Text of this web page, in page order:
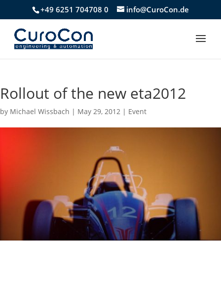
+49 6251 704708 0 info@CuroCon.de
Rollout of the new eta2012
by Michael Wissbach | May 29, 2012 | Event